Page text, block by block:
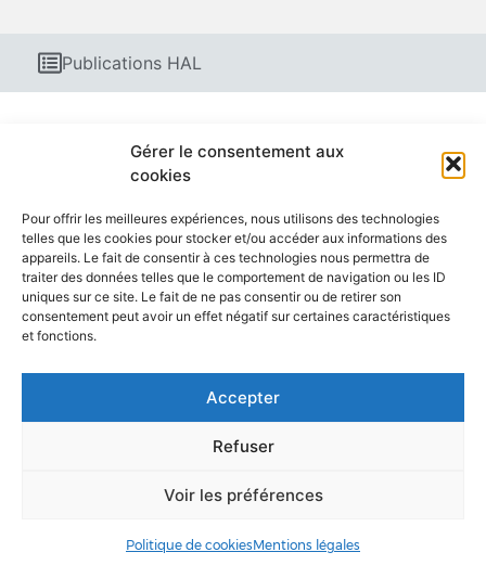
Gérer le consentement aux
cookies
Pour offrir les meilleures expériences, nous utilisons des technologies
telles que les cookies pour stocker et/ou accéder aux informations des
appareils. Le fait de consentir à ces technologies nous permettra de
traiter des données telles que le comportement de navigation ou les ID
uniques sur ce site. Le fait de ne pas consentir ou de retirer son
consentement peut avoir un effet négatif sur certaines caractéristiques
et fonctions.
Accepter
Refuser
Voir les préférences
Politique de cookiesMentions légales
Publications HAL